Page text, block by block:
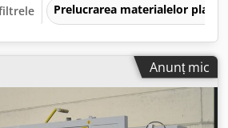
Prelucrarea materialelor
Anunț mic